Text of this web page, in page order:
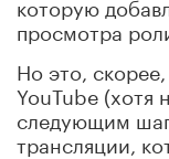
просмотра
Но это,
YouTube (хотя
следующим
трансляции,